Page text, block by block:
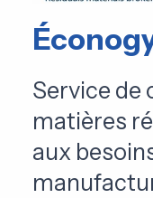
Service de
matières
aux